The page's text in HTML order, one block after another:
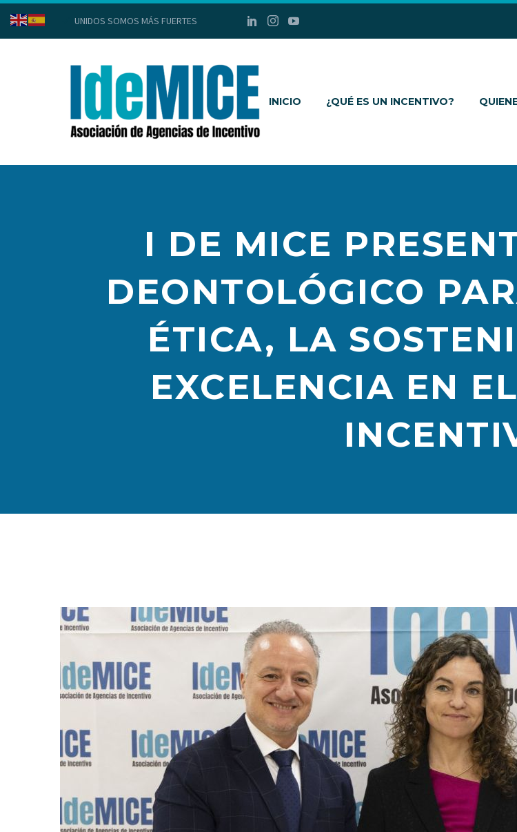
UNIDOS SOMOS MÁS FUERTES
INICIO ¿QUÉ ES UN INCENTIVO?
I DE MICE
DEONTOLÓGICO
ÉTICA, LA
EXCELENCIA EN